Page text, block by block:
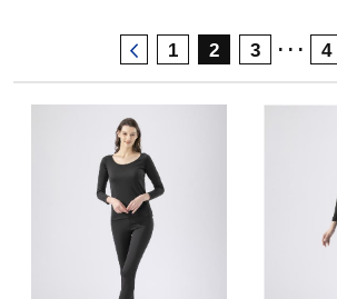
ランニング
サッカー／フットサル
トレーニング
1 2 3 ･･･ 4